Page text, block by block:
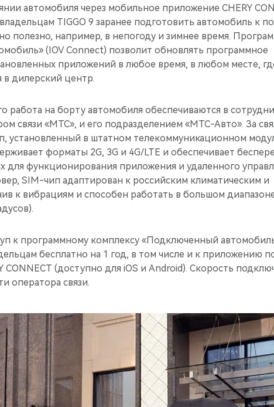
автомобиля через мобильное приложение CHERY
TIGGO 9 заранее подготовить автомобиль к
полезно, например, в непогоду и зимнее время.
(IOV Connect) позволит обновлять программное
приложений в любое время, в любом месте,
дилерский центр.
работа на борту автомобиля обеспечиваются в
связи «МТС», и его подразделением «МТС-Авто». За
установленный в штатном телекоммуникационном
форматы 2G, 3G и 4G/LTE и обеспечивает
для функционирования приложения и удаленного
SIM-чип адаптирован к российским климатическим и
к вибрациям и способен работать в большом
к программному комплексу «Подключенный
бесплатно на 1 год, в том числе и к приложению
CONNECT (доступно для iOS и Android). Скорость
оператора связи.